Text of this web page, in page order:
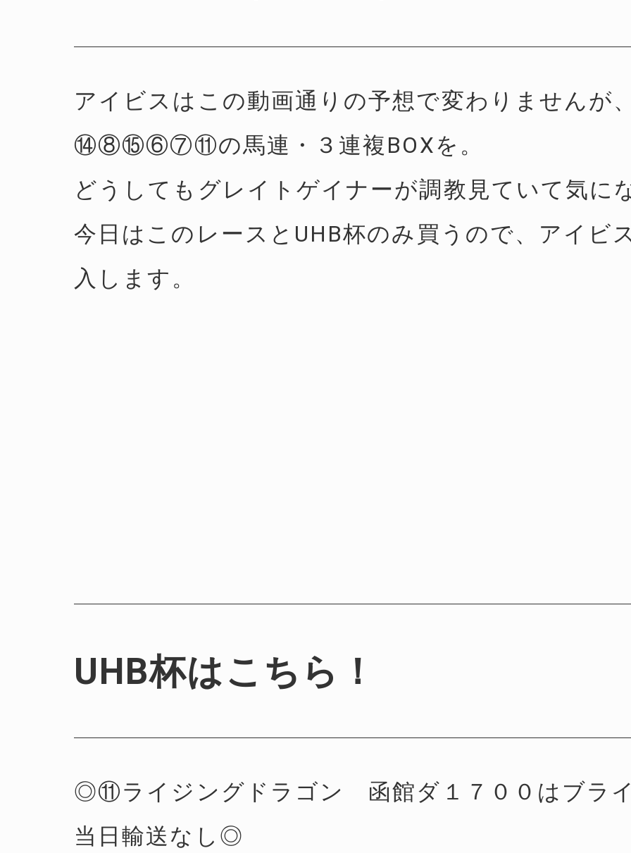
アイビスはこの動画通りの予想で変わりませんが
⑭⑧⑮⑥⑦⑪の馬連・３連複BOXを。
どうしてもグレイトゲイナーが調教見ていて気に
今日はこのレースとUHB杯のみ買うので、アイビ
入します。
UHB杯はこちら！
◎⑪ライジングドラゴン 函館ダ１７００はブラ
当日輸送なし◎